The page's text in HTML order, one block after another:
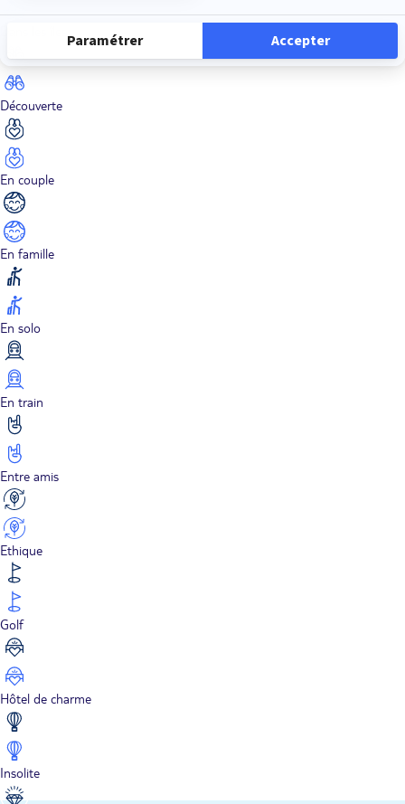
Découverte
En couple
En famille
En solo
En train
Entre amis
Ethique
Golf
Hôtel de charme
Insolite